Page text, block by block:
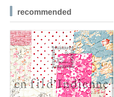
recommended